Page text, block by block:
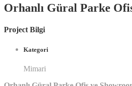
Orhanlı Güral Parke
Project Bilgi
Kategori
Mimari